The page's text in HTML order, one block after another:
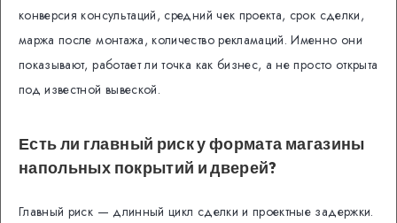
конверсия консультаций, средний чек проекта, срок сделки,
маржа после монтажа, количество рекламаций. Именно они
показывают, работает ли точка как бизнес, а не просто открыта
под известной вывеской.
Есть ли главный риск у формата магазины
напольных покрытий и дверей?
Главный риск — длинный цикл сделки и проектные задержки.